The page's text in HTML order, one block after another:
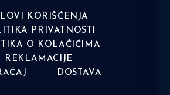
KORIŠĆENJA
PRIVATNOSTI
O KOLAČIĆIMA
REKLAMACIJE
DOSTAVA